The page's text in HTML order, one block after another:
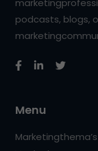
podcasts, blogs,
Menu
Marketingthema’s